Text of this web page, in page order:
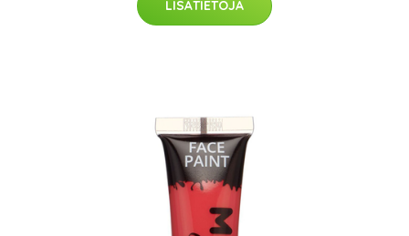
LISÄTIETOJA